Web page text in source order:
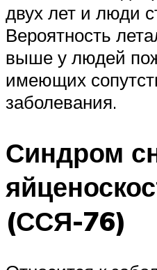
двух лет и люди
Вероятность
выше у людей
имеющих
заболевания.
Синдром
(ССЯ-76)